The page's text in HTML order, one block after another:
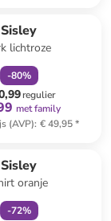
Sisley
lichtroze
-80%
regulier
met family
(AVP): € 49,95*
Sisley
oranje
-72%